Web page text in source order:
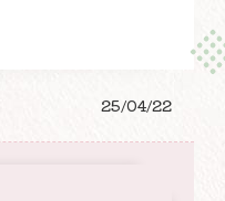
25/04/22